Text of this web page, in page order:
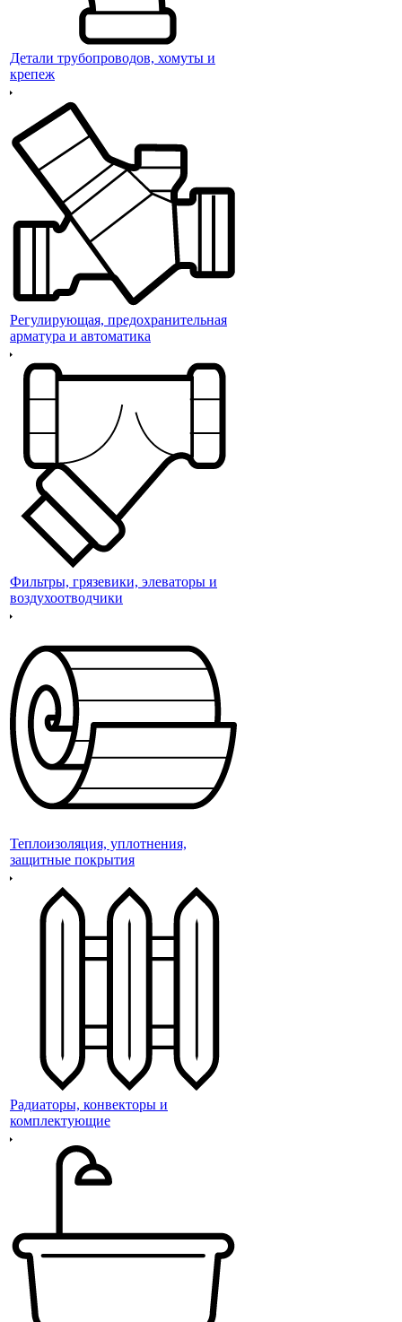
Детали трубопроводов, хомуты и
крепеж
Регулирующая, предохранительная
арматура и автоматика
Фильтры, грязевики, элеваторы и
воздухоотводчики
Теплоизоляция, уплотнения,
защитные покрытия
Радиаторы, конвекторы и
комплектующие